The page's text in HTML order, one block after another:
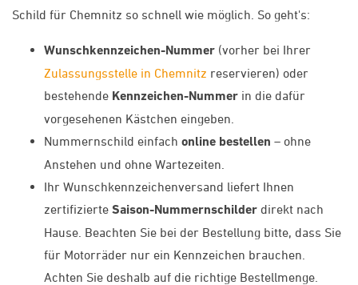
Schild für Chemnitz so schnell wie möglich. So geht's:
Wunschkennzeichen-Nummer (vorher bei Ihrer
Zulassungsstelle in Chemnitz reservieren) oder
bestehende Kennzeichen-Nummer in die dafür
vorgesehenen Kästchen eingeben.
Nummernschild einfach online bestellen – ohne
Anstehen und ohne Wartezeiten.
Ihr Wunschkennzeichenversand liefert Ihnen
zertifizierte Saison-Nummernschilder direkt nach
Hause. Beachten Sie bei der Bestellung bitte, dass Sie
für Motorräder nur ein Kennzeichen brauchen.
Achten Sie deshalb auf die richtige Bestellmenge.